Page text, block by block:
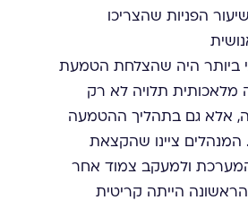
הפניות שהצריכו
ביותר היה שהצלחת הטמעת
מלאכותית תלויה לא רק
אלא גם בתהליך ההטמעה
המנהלים ציינו שהקצאת
ולמעקב צמוד אחר
הייתה קריטית